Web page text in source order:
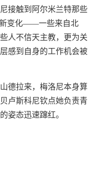
接触到阿尔米兰特那些
新变化——一些来自北
人不信天主教，更为关
感到自身的工作机会被
德拉来，梅洛尼本身算
卢斯科尼钦点她负责青
姿态迅速蹿红。